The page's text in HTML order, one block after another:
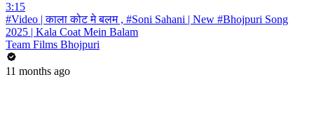
3:15
#Video | काला कोट मे बलम , #Soni Sahani | New #Bhojpuri Song
2025 | Kala Coat Mein Balam
Team Films Bhojpuri
11 months ago